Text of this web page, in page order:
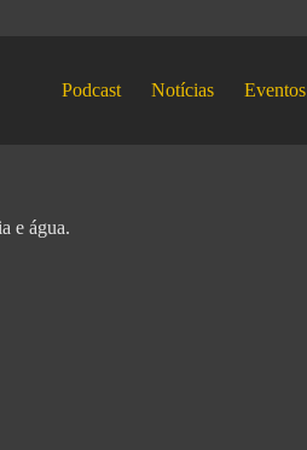
Podcast Notícias Eventos
e água.